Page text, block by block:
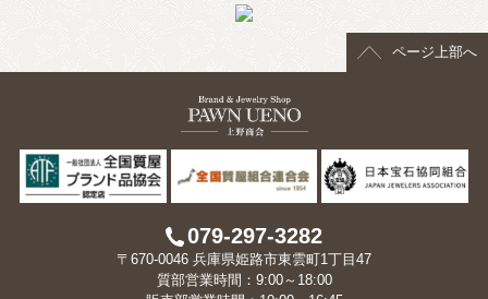
ページ上部へ
079-297-3282
〒670-0046 兵庫県姫路市東雲町1丁目47
質部営業時間：9:00～18:00